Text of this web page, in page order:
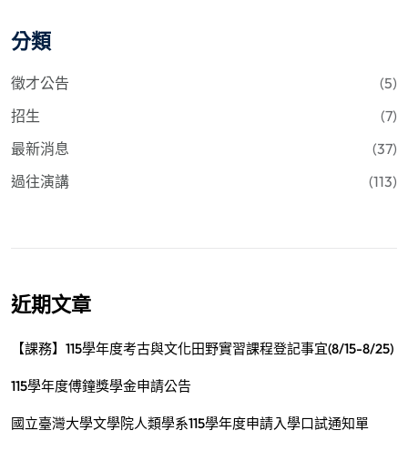
分類
徵才公告
(5)
招生
(7)
最新消息
(37)
過往演講
(113)
近期文章
【課務】115學年度考古與文化田野實習課程登記事宜(8/15-8/25)
115學年度傅鐘獎學金申請公告
國立臺灣大學文學院人類學系115學年度申請入學口試通知單